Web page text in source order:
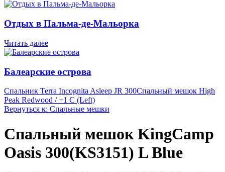
Отдых в Пальма-де-Мальорка
Читать далее
Балеарские острова
Спальник Terra Incognita Asleep JR 300Спальный мешок High
Peak Redwood / +1 C (Left)
Вернуться к: Спальные мешки
Спальный мешок KingCamp
Oasis 300(KS3151) L Blue